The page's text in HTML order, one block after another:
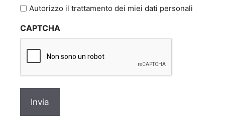
l'informativa
privacy
Autorizzo il trattamento dei miei dati personali
CAPTCHA